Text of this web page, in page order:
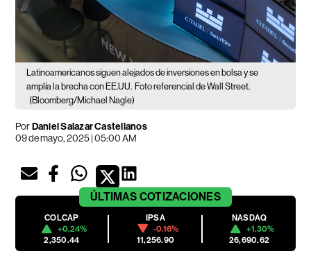
Latinoamericanos siguen alejados de inversiones en bolsa y se
amplía la brecha con EE.UU. Foto referencial de Wall Street.
(Bloomberg/Michael Nagle)
PorDaniel Salazar Castellanos
09 de mayo, 2025 | 05:00 AM
ÚLTIMAS COTIZACIONES
COLCAP
+0.24%
2,350.44
IPSA
-0.16%
11,256.90
NASDAQ
+1.30%
26,690.62